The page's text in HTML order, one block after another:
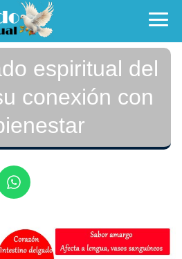
espiritual del
conexión con